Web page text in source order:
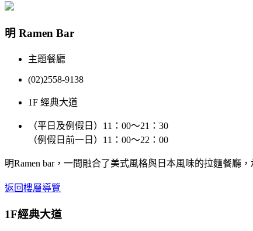
明 Ramen Bar
主題餐廳
(02)2558-9138
1F 經典大道
（平日及例假日）11：00～21：30
（例假日前一日）11：00～22：00
明Ramen bar，一間融合了美式風格與日本風味的拉麵餐廳
返回樓層導覽
1F經典大道